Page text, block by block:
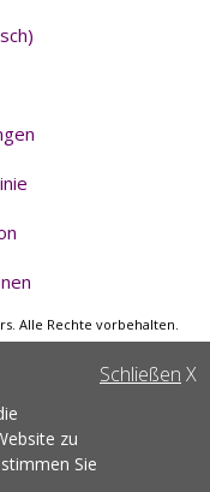
Alle Rechte vorbehalten.
Schließen X
zu
Sie